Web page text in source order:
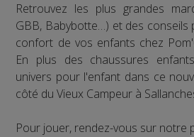
Retrouvez les plus grandes
GBB, Babybotte…) et des conseils
confort de vos enfants chez
En plus des chaussures
univers pour l'enfant dans ce
côté du Vieux Campeur à
Pour jouer, rendez-vous sur notre